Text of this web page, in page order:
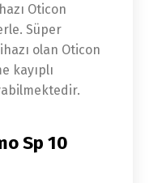
Oticon
Süper
olan Oticon
kayıplı
Sp 10